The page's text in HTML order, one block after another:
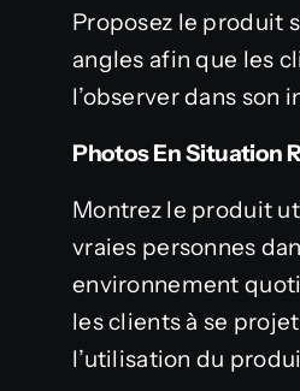
Proposez le produit
angles afin que les
l’observer dans son
Photos En Situation
Montrez le produit
vraies personnes
environnement
les clients à se
l’utilisation du